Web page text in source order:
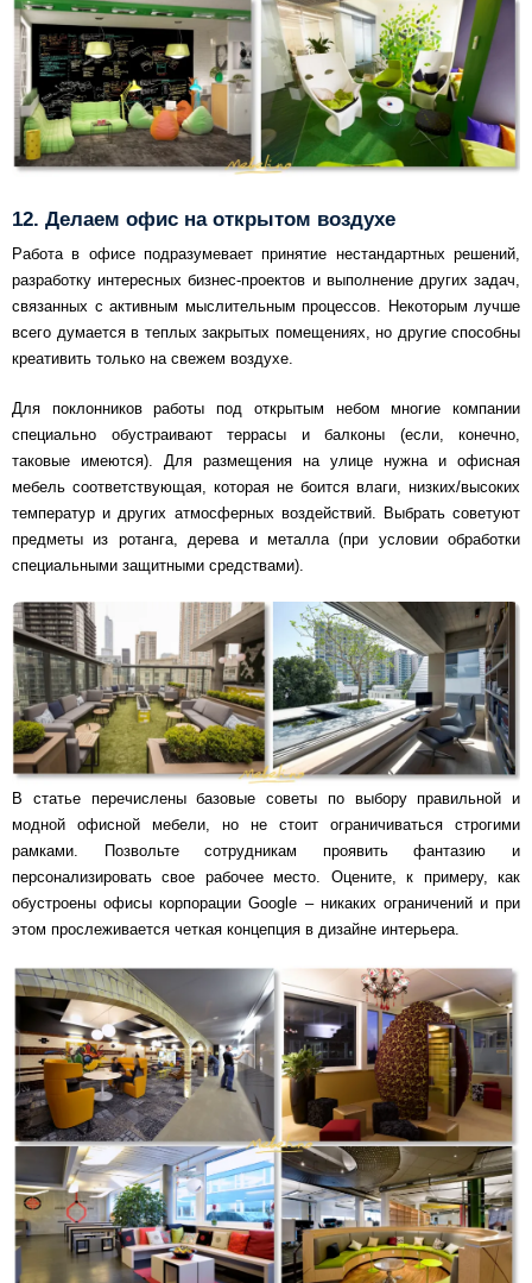
12. Делаем офис на открытом воздухе
Работа в офисе подразумевает принятие нестандартных решений,
разработку интересных бизнес-проектов и выполнение других задач,
связанных с активным мыслительным процессов. Некоторым лучше
всего думается в теплых закрытых помещениях, но другие способны
креативить только на свежем воздухе.
Для поклонников работы под открытым небом многие компании
специально обустраивают террасы и балконы (если, конечно,
таковые имеются). Для размещения на улице нужна и офисная
мебель соответствующая, которая не боится влаги, низких/высоких
температур и других атмосферных воздействий. Выбрать советуют
предметы из ротанга, дерева и металла (при условии обработки
специальными защитными средствами).
В статье перечислены базовые советы по выбору правильной и
модной офисной мебели, но не стоит ограничиваться строгими
рамками. Позвольте сотрудникам проявить фантазию и
персонализировать свое рабочее место. Оцените, к примеру, как
обустроены офисы корпорации Google – никаких ограничений и при
этом прослеживается четкая концепция в дизайне интерьера.